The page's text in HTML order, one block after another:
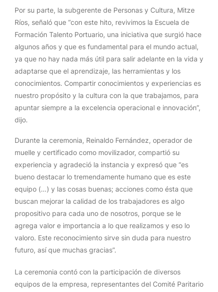
Por su parte, la subgerente de Personas y Cultura, Mitze
Ríos, señaló que “con este hito, revivimos la Escuela de
Formación Talento Portuario, una iniciativa que surgió hace
algunos años y que es fundamental para el mundo actual,
ya que no hay nada más útil para salir adelante en la vida y
adaptarse que el aprendizaje, las herramientas y los
conocimientos. Compartir conocimientos y experiencias es
nuestro propósito y la cultura con la que trabajamos, para
apuntar siempre a la excelencia operacional e innovación”,
dijo.
Durante la ceremonia, Reinaldo Fernández, operador de
muelle y certificado como movilizador, compartió su
experiencia y agradeció la instancia y expresó que “es
bueno destacar lo tremendamente humano que es este
equipo (…) y las cosas buenas; acciones como ésta que
buscan mejorar la calidad de los trabajadores es algo
propositivo para cada uno de nosotros, porque se le
agrega valor e importancia a lo que realizamos y eso lo
valoro. Este reconocimiento sirve sin duda para nuestro
futuro, así que muchas gracias”.
La ceremonia contó con la participación de diversos
equipos de la empresa, representantes del Comité Paritario